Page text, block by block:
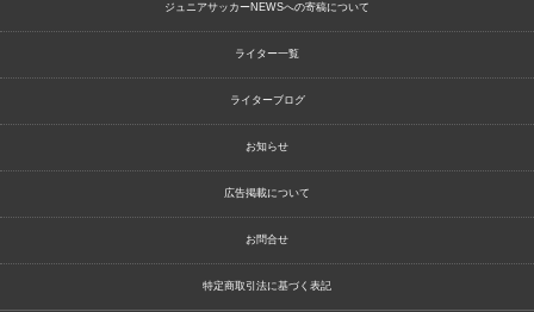
ジュニアサッカーNEWSへの寄稿について
ライター一覧
ライターブログ
お知らせ
広告掲載について
お問合せ
特定商取引法に基づく表記